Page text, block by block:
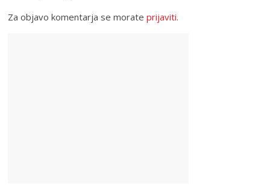
Za objavo komentarja se morateprijaviti.